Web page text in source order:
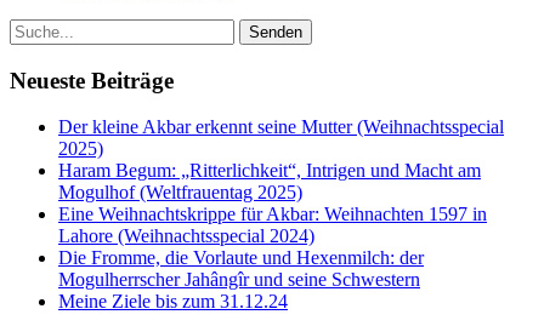
Neueste Beiträge
Der kleine Akbar erkennt seine Mutter (Weihnachtsspecial
2025)
Haram Begum: „Ritterlichkeit“, Intrigen und Macht am
Mogulhof (Weltfrauentag 2025)
Eine Weihnachtskrippe für Akbar: Weihnachten 1597 in
Lahore (Weihnachtsspecial 2024)
Die Fromme, die Vorlaute und Hexenmilch: der
Mogulherrscher Jahângîr und seine Schwestern
Meine Ziele bis zum 31.12.24